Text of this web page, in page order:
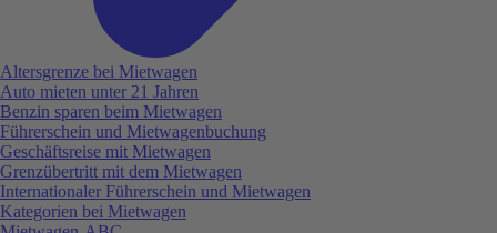
Altersgrenze bei Mietwagen
Auto mieten unter 21 Jahren
Benzin sparen beim Mietwagen
Führerschein und Mietwagenbuchung
Geschäftsreise mit Mietwagen
Grenzübertritt mit dem Mietwagen
Internationaler Führerschein und Mietwagen
Kategorien bei Mietwagen